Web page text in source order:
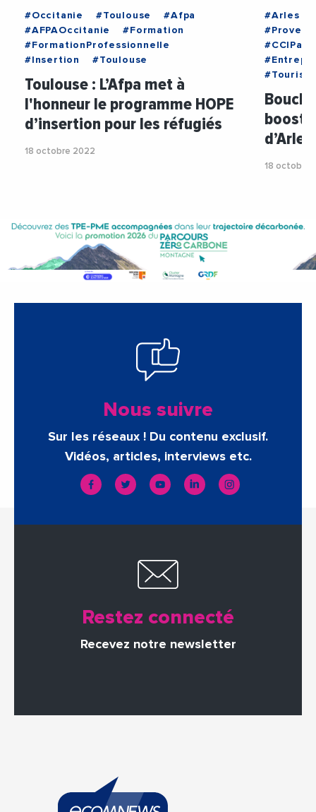
#Occitanie #Toulouse
#Afpa
#AFPAOccitanie
#Formation
#FormationProfessionnelle
#Insertion
#Toulouse
Toulouse : L’Afpa met à
l'honneur le programme HOPE
d’insertion pour les réfugiés
18 octobre 2022
#Arles
d’Arles
18 octobre
Nous suivre
Sur les réseaux ! Du contenu exclusif.
Vidéos, articles, interviews etc.
Restez connecté
Recevez notre newsletter